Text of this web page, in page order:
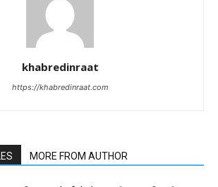
khabredinraat
https://khabredinraat.com
MORE FROM AUTHOR